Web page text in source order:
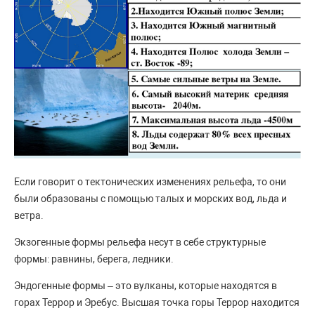
Если говорит о тектонических изменениях рельефа, то они
были образованы с помощью талых и морских вод, льда и
ветра.
Экзогенные формы рельефа несут в себе структурные
формы: равнины, берега, ледники.
Эндогенные формы – это вулканы, которые находятся в
горах Террор и Эребус. Высшая точка горы Террор находится